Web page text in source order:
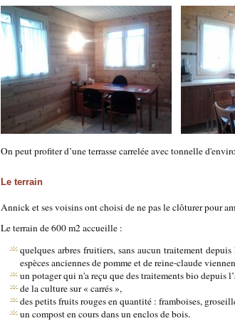
On peut profiter d’une terrasse carrelée avec tonnelle
Le terrain
Annick et ses voisins ont choisi de ne pas le clôturer pour
Le terrain de 600 m2 accueille :
quelques arbres fruitiers, sans aucun traitement
espèces anciennes de pomme et de reine-claude
un potager qui n'a reçu que des traitements bio depuis
de la culture sur « carrés »,
des petits fruits rouges en quantité : framboises,
un compost en cours dans un enclos de bois.